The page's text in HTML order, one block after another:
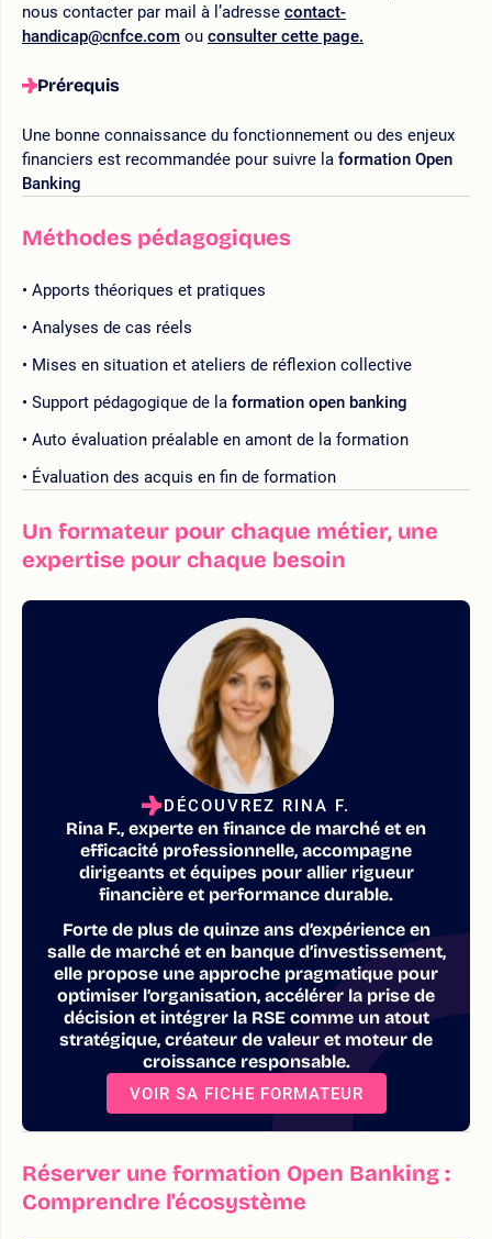
nous contacter par mail à l’adresse contact-
handicap@cnfce.com ou consulter cette page.
Prérequis
Une bonne connaissance du fonctionnement ou des enjeux
financiers est recommandée pour suivre la formation Open
Banking
Méthodes pédagogiques
Apports théoriques et pratiques
Analyses de cas réels
Mises en situation et ateliers de réflexion collective
Support pédagogique de la formation open banking
Auto évaluation préalable en amont de la formation
Évaluation des acquis en fin de formation
Un formateur pour chaque métier, une
expertise pour chaque besoin
DÉCOUVREZ RINA F.
Rina F., experte en finance de marché et en
efficacité professionnelle, accompagne
dirigeants et équipes pour allier rigueur
financière et performance durable.
Forte de plus de quinze ans d’expérience en
salle de marché et en banque d’investissement,
elle propose une approche pragmatique pour
optimiser l’organisation, accélérer la prise de
décision et intégrer la RSE comme un atout
stratégique, créateur de valeur et moteur de
croissance responsable.
VOIR SA FICHE FORMATEUR
Réserver une formation Open Banking :
Comprendre l'écosystème